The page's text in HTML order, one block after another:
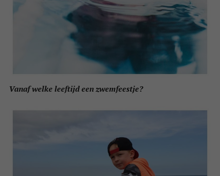
Vanaf welke leeftijd een zwemfeestje?